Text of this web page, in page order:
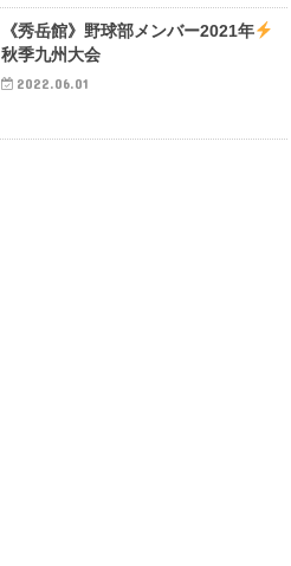
《秀岳館》野球部メンバー2021年
秋季九州大会
2022.06.01